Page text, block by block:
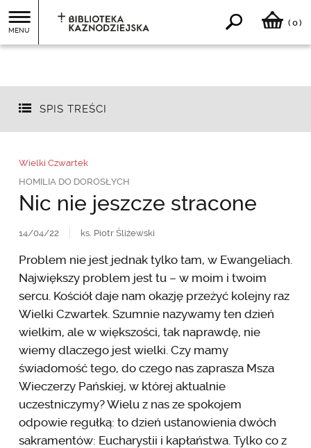
MENU
( 0)
SPIS TREŚCI
Wielki Czwartek
HOMILIA DO DOROSŁYCH
Nic nie jeszcze stracone
14/04/22 ks. Piotr Śliżewski
Problem nie jest jednak tylko tam, w Ewangeliach.
Największy problem jest tu – w moim i twoim
sercu. Kościół daje nam okazję przeżyć kolejny raz
Wielki Czwartek. Szumnie nazywamy ten dzień
wielkim, ale w większości, tak naprawdę, nie
wiemy dlaczego jest wielki. Czy mamy
świadomość tego, do czego nas zaprasza Msza
Wieczerzy Pańskiej, w której aktualnie
uczestniczymy? Wielu z nas ze spokojem
odpowie regułką: to dzień ustanowienia dwóch
sakramentów: Eucharystii i kapłaństwa. Tylko co z